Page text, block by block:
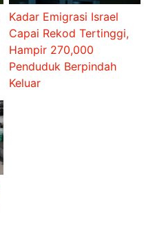
Kadar Emigrasi Israel
Capai Rekod Tertinggi,
Hampir 270,000
Penduduk Berpindah
Keluar